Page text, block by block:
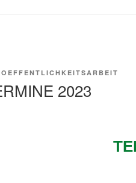
OEFFENTLICHKEITSARBEIT
2023